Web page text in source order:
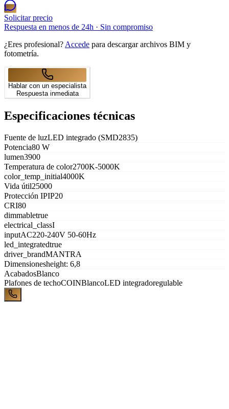
Solicitar precio
Respuesta en menos de 24h · Sin compromiso
¿Eres profesional? Accede para descargar archivos BIM y
fotometría.
Hablar con un especialista
Respuesta inmediata
Especificaciones técnicas
Fuente de luzLED integrado (SMD2835)
Potencia80 W
lumen3900
Temperatura de color2700K-5000K
color_temp_initial4000K
Vida útil25000
Protección IPIP20
CRI80
dimmabletrue
electrical_classI
inputAC220-240V 50-60Hz
led_integratedtrue
driver_brandMANTRA
Dimensionesheight: 6,8
AcabadosBlanco
Plafones de techoCOINBlancoLED integradoregulable